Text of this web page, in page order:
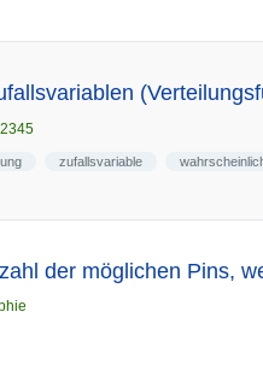
zufallsvariable
der möglichen Pins,